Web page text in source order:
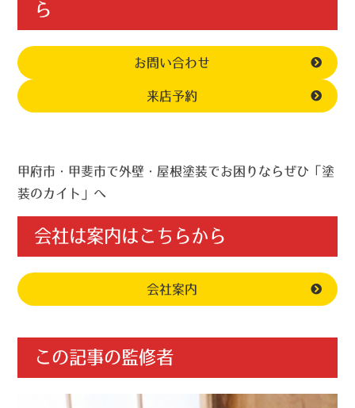
ら
お問い合わせ
来店予約
甲府市・甲斐市で外壁・屋根塗装でお困りならぜひ「塗
装のカイト」へ
会社は案内はこちらから
会社案内
この記事の監修者